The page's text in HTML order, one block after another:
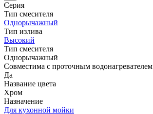
Серия
Тип смесителя
Однорычажный
Тип излива
Высокий
Тип смесителя
Однорычажный
Совместима с проточным водонагревателем
Да
Название цвета
Хром
Назначение
Для кухонной мойки